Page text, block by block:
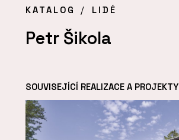
KATALOG LIDÉ
Petr Šikola
SOUVISEJÍCÍ REALIZACE A PROJEKTY